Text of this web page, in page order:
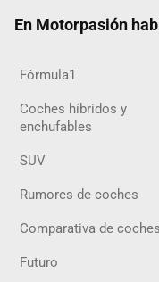
En Motorpasión
Fórmula1
Coches híbridos y
enchufables
SUV
Rumores de coches
Comparativa de coches
Futuro